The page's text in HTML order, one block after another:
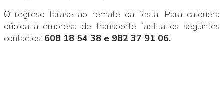
O regreso farase ao remate da festa. Para calquera
dúbida a empresa de transporte facilita os seguintes
contactos: 608 18 54 38 e 982 37 91 06.